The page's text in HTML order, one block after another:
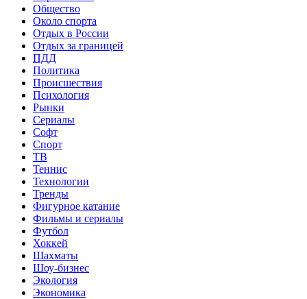
Общество
Около спорта
Отдых в России
Отдых за границей
ПДД
Политика
Происшествия
Психология
Рынки
Сериалы
Софт
Спорт
ТВ
Теннис
Технологии
Тренды
Фигурное катание
Фильмы и сериалы
Футбол
Хоккей
Шахматы
Шоу-бизнес
Экология
Экономика